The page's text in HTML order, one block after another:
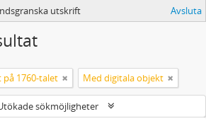
utskrift Avsluta
1760-talet Med digitala objekt
sökmöjligheter